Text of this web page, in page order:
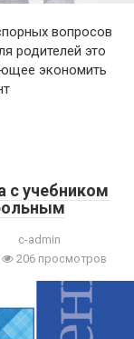
вопросов
родителей это
экономить
с учебником
c-admin
206 просмотров